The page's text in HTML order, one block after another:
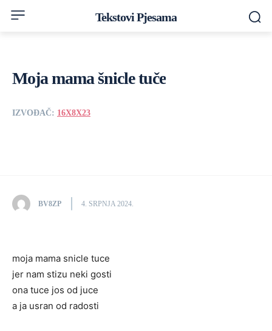
Tekstovi Pjesama
Moja mama šnicle tuče
IZVOĐAČ: 16X8X23
BV8ZP 4. SRPNJA 2024.
moja mama snicle tuce
jer nam stizu neki gosti
ona tuce jos od juce
a ja usran od radosti